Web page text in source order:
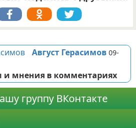
Август Герасимов 09-
мнения в комментариях
группу ВКонтакте